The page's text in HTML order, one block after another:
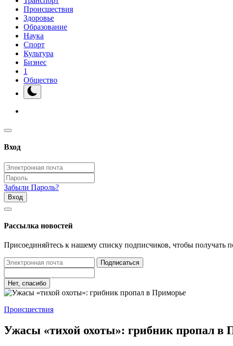
Происшествия
Здоровье
Образование
Наука
Спорт
Культура
Бизнес
1
Общество
Вход
Забыли Пароль?
Вход
Рассылка новостей
Присоединяйтесь к нашему списку подписчиков, чтобы
Подписаться
Нет, спасибо
Происшествия
Ужасы «тихой охоты»: грибник пропал в